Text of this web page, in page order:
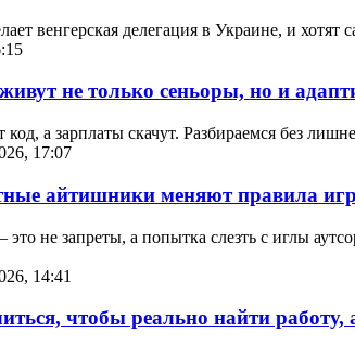
венгерская делегация в Украине, и хотят
не только сеньоры, но и
а зарплаты скачут. Разбираемся без
17:07
айтишники меняют правила
не запреты, а попытка слезть с иглы
14:41
чтобы реально найти работу,